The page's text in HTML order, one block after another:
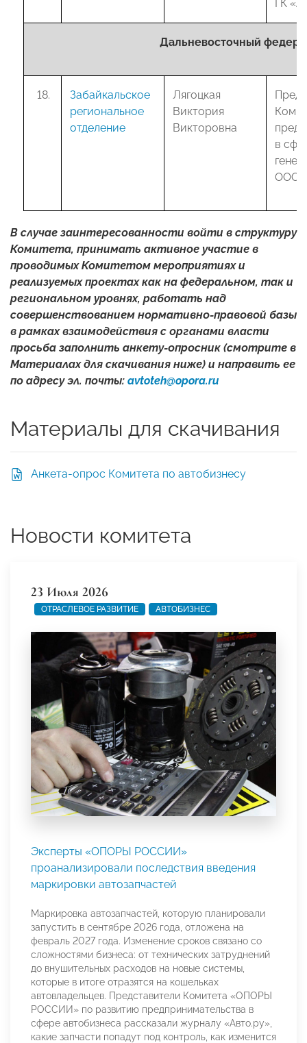
ГК
Дальневосточный
Забайкальское
региональное
отделение
Лягоцкая
Виктория
Викторовна
в
ООО
В случае заинтересованности войти в структуру
Комитета, принимать активное участие в
проводимых Комитетом мероприятиях и
реализуемых проектах как на федеральном, так и
региональном уровнях, работать над
совершенствованием нормативно-правовой базы
в рамках взаимодействия с органами власти
просьба заполнить анкету-опросник (смотрите в
Материалах для скачивания ниже) и направить ее
по адресу эл. почты: avtoteh@opora.ru
Материалы для скачивания
Анкета-опрос Комитета по автобизнесу
Новости комитета
23 Июля 2026
ОТРАСЛЕВОЕ РАЗВИТИЕ АВТОБИЗНЕС
Эксперты «ОПОРЫ РОССИИ»
проанализировали последствия введения
маркировки автозапчастей
Маркировка автозапчастей, которую планировали
запустить в сентябре 2026 года, отложена на
февраль 2027 года. Изменение сроков связано со
сложностями бизнеса: от технических затруднений
до внушительных расходов на новые системы,
которые в итоге отразятся на кошельках
автовладельцев. Представители Комитета «ОПОРЫ
РОССИИ» по развитию предпринимательства в
сфере автобизнеса рассказали журналу «Авто.ру»,
какие запчасти попадут под контроль, как изменится